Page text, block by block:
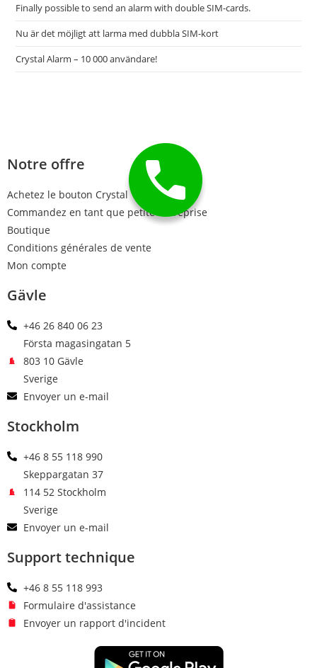
Finally possible to send an alarm with double SIM-cards.
Nu är det möjligt att larma med dubbla SIM-kort
Crystal Alarm – 10 000 användare!
Notre offre
Achetez le bouton Crystal
Commandez en tant que petite entreprise
Boutique
Conditions générales de vente
Mon compte
Gävle
+46 26 840 06 23
Första magasingatan 5
803 10 Gävle
Sverige
Envoyer un e-mail
Stockholm
+46 8 55 118 990
Skeppargatan 37
114 52 Stockholm
Sverige
Envoyer un e-mail
Support technique
+46 8 55 118 993
Formulaire d'assistance
Envoyer un rapport d'incident